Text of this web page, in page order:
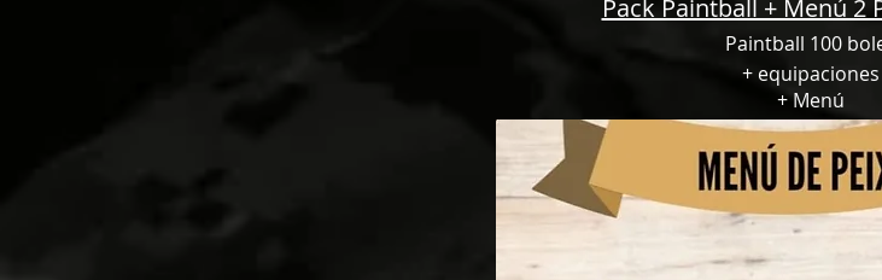
Pack Paintball + Menú 2
Paintball 100
+ equipaciones
+ Menú